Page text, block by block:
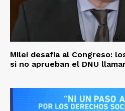
Milei desafía al Congreso:
si no aprueban el DNU